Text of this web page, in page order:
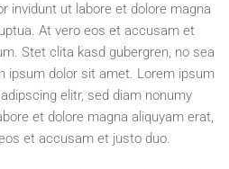
invidunt ut labore et dolore magna
At vero eos et accusam et
Stet clita kasd gubergren, no sea
ipsum dolor sit amet. Lorem ipsum
elitr, sed diam nonumy
et dolore magna aliquyam erat,
et accusam et justo duo.